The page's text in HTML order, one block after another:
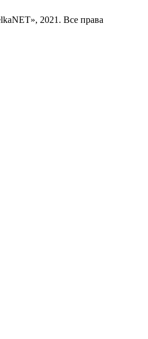
2021. Все права